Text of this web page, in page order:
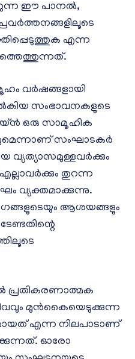
ഈ പാനൽ,
എന്ന
വർഷങ്ങളായി
സംഭാവനകളുടെ
ഒരു സാമൂഹിക
സംഘാടകർ
വ്യത്യാസമുള്ളവർക്കും
തുറന്ന
വ്യക്തമാക്കുന്നു.
ആശയങ്ങളും
പ്രതികരണാത്മക
മുൻകൈയെടുക്കുന്ന
എന്ന നിലപാടാണ്
ഓരോ